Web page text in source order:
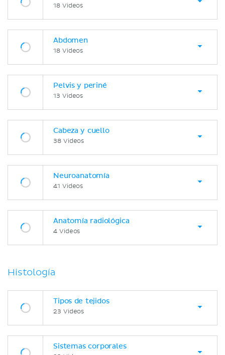
18 Videos
Abdomen
18 Videos
Pelvis y periné
13 Videos
Cabeza y cuello
38 Videos
Neuroanatomía
41 Videos
Anatomía radiológica
4 Videos
Histología
Tipos de tejidos
23 Videos
Sistemas corporales